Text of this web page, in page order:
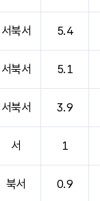
서북서 5.4
서북서 5.1
서북서 3.9
서 1
북서 0.9